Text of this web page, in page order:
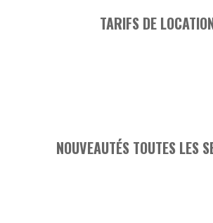
TARIFS DE
NOUVEAUTÉS TOUTES LES